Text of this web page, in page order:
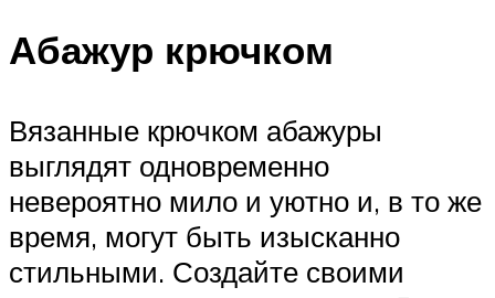
Абажур крючком
Вязанные крючком абажуры
выглядят одновременно
невероятно мило и уютно и, в то же
время, могут быть изысканно
стильными. Создайте своими